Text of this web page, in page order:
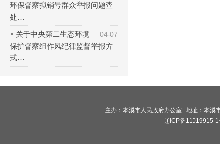
环保督察拟销号群众举报问题查
处…
04-07
关于中央第二生态环境
保护督察组作风纪律监督举报方
式…
主办：本溪市人民政府办公室 地址：本溪
辽ICP备11019915-1